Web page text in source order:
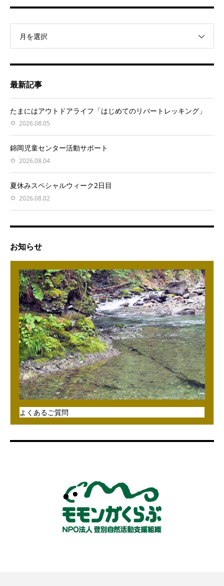
月を選択
最新記事
たまにはアウトドアライフ「はじめてのリバートレッキング」
2026.08.05
錦岡児童センター活動サポート
2026.08.04
夏休みスペシャルウィーク2日目
2026.08.02
お知らせ
よくあるご質問